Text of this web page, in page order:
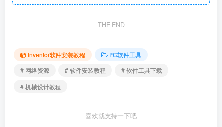
THE END
Inventor软件安装教程
PC软件工具
# 网络资源
# 软件安装教程
# 软件工具下载
# 机械设计教程
喜欢就支持一下吧